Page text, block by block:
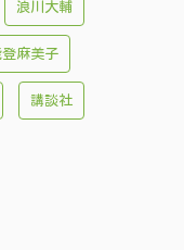
浪川大輔
登麻美子
講談社